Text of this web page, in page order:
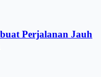
Perjalanan Jauh